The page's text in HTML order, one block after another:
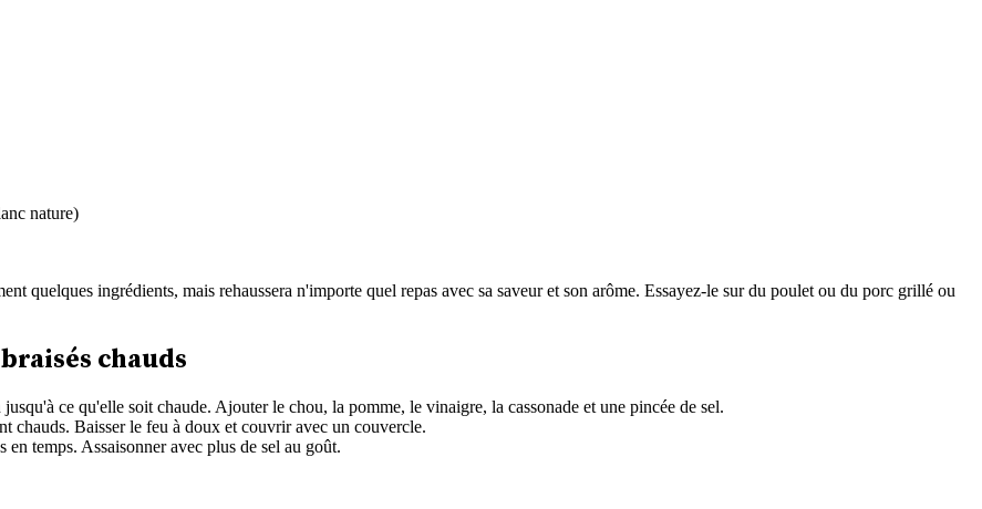
nature)
quelques ingrédients, mais rehaussera n'importe quel repas avec sa saveur et son arôme. Essayez-le sur du poulet ou du porc grillé ou
chauds
ce qu'elle soit chaude. Ajouter le chou, la pomme, le vinaigre, la cassonade et une pincée de sel.
chauds. Baisser le feu à doux et couvrir avec un couvercle.
temps. Assaisonner avec plus de sel au goût.